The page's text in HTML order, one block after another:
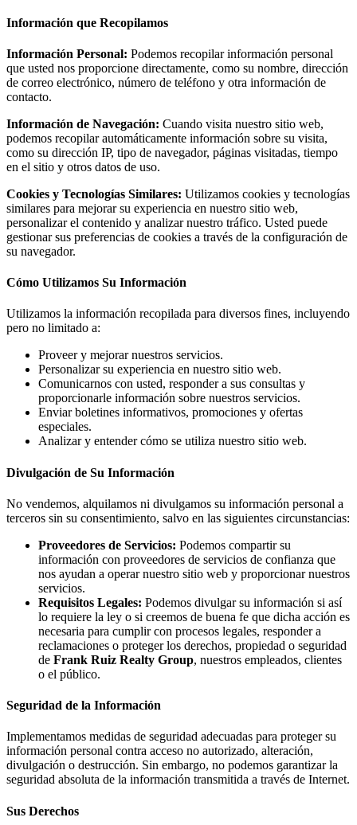
Información que Recopilamos
Información Personal: Podemos recopilar información personal
que usted nos proporcione directamente, como su nombre, dirección
de correo electrónico, número de teléfono y otra información de
contacto.
Información de Navegación: Cuando visita nuestro sitio web,
podemos recopilar automáticamente información sobre su visita,
como su dirección IP, tipo de navegador, páginas visitadas, tiempo
en el sitio y otros datos de uso.
Cookies y Tecnologías Similares: Utilizamos cookies y tecnologías
similares para mejorar su experiencia en nuestro sitio web,
personalizar el contenido y analizar nuestro tráfico. Usted puede
gestionar sus preferencias de cookies a través de la configuración de
su navegador.
Cómo Utilizamos Su Información
Utilizamos la información recopilada para diversos fines, incluyendo
pero no limitado a:
Proveer y mejorar nuestros servicios.
Personalizar su experiencia en nuestro sitio web.
Comunicarnos con usted, responder a sus consultas y
proporcionarle información sobre nuestros servicios.
Enviar boletines informativos, promociones y ofertas
especiales.
Analizar y entender cómo se utiliza nuestro sitio web.
Divulgación de Su Información
No vendemos, alquilamos ni divulgamos su información personal a
terceros sin su consentimiento, salvo en las siguientes circunstancias:
Proveedores de Servicios: Podemos compartir su
información con proveedores de servicios de confianza que
nos ayudan a operar nuestro sitio web y proporcionar nuestros
servicios.
Requisitos Legales: Podemos divulgar su información si así
lo requiere la ley o si creemos de buena fe que dicha acción es
necesaria para cumplir con procesos legales, responder a
reclamaciones o proteger los derechos, propiedad o seguridad
de Frank Ruiz Realty Group, nuestros empleados, clientes
o el público.
Seguridad de la Información
Implementamos medidas de seguridad adecuadas para proteger su
información personal contra acceso no autorizado, alteración,
divulgación o destrucción. Sin embargo, no podemos garantizar la
seguridad absoluta de la información transmitida a través de Internet.
Sus Derechos